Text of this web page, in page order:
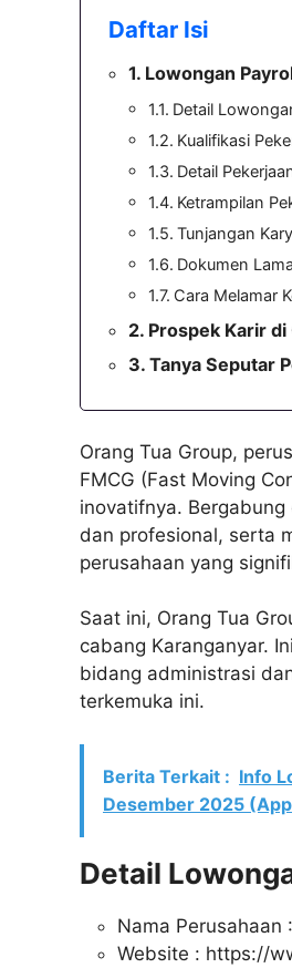
Daftar Isi
Lowongan
Detail
Kualifikasi
Detail
Ketrampilan
Tunjangan
Dokumen
Cara Melamar
Prospek Karir di
Tanya Seputar
Orang Tua Group,
FMCG (Fast Moving
inovatifnya.
dan profesional, serta
perusahaan yang
Saat ini, Orang Tua
cabang Karanganyar.
bidang administrasi
terkemuka ini.
Berita Terkait : Info
Desember 2025
Detail
Nama Perusahaan :
Website : https://